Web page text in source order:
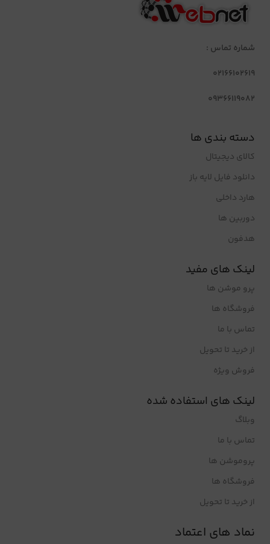
شماره تماس :
02166102619
09366119082
دسته بندی ها
کالای دیجیتال
دانلود فایل لایه باز
هارد داخلی
دوربین ها
هدفون
لینک های مفید
پرو موشن ها
فروشگاه ها
تماس با ما
از خرید تا تحویل
فروش ویژه
لینک های استفاده شده
وبلاگ
تماس با ما
پروموشن ها
فروشگاه ها
از خرید تا تحویل
نماد های اعتماد